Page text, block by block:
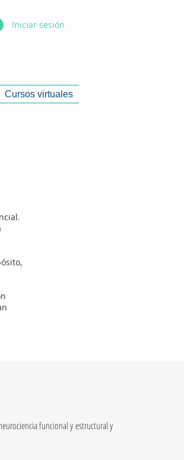
Iniciar sesión
Cursos virtuales
funcional y estructural y